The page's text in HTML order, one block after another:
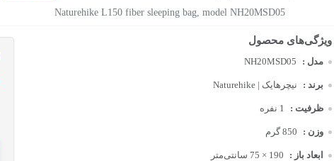
Naturehike L150 fiber sleeping bag, model NH20MSD05
مدل : NH20MSD05
برند : نیچرهایک | Naturehike
ظرفیت : 1 نفره
وزن : 850 گرم
ابعاد باز : 190 × 75 سانتی‌متر